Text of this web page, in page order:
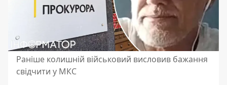
Раніше колишній військовий висловив бажання
свідчити у МКС